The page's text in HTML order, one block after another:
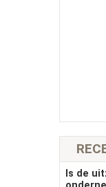
Is de